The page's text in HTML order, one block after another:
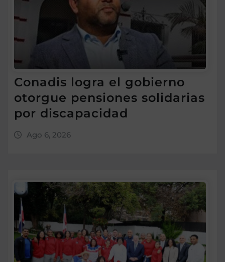
Conadis logra el gobierno
otorgue pensiones solidarias
por discapacidad
Ago 6, 2026